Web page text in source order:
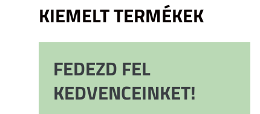
KIEMELT TERMÉKEK
FEDEZD FEL
KEDVENCEINKET!